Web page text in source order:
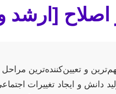
اصلاح [ارشد
و تعیین‌کننده‌ترین
دانش و ایجاد تغییرات